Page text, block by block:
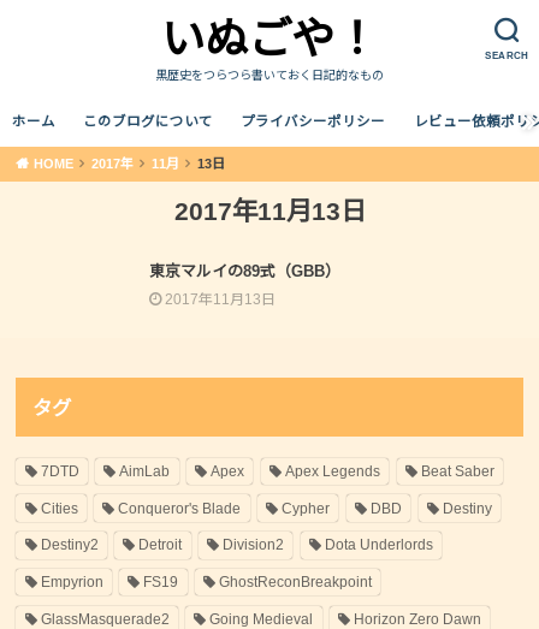
SEARCH
いぬごや！
黒歴史をつらつら書いておく日記的なもの
ホーム このブログについて プライバシーポリシー レビュー依頼ポリ
HOME 2017年 11月 13日
2017年11月13日
東京マルイの89式（GBB）
2017年11月13日
タグ
7DTD AimLab Apex Apex Legends Beat Saber
Cities Conqueror's Blade Cypher DBD Destiny
Destiny2 Detroit Division2 Dota Underlords
Empyrion FS19 GhostReconBreakpoint
GlassMasquerade2 Going Medieval Horizon Zero Dawn